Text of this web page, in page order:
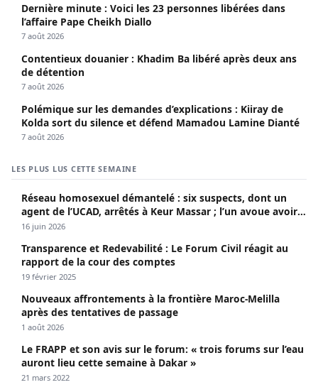
Dernière minute : Voici les 23 personnes libérées dans
l’affaire Pape Cheikh Diallo
7 août 2026
Contentieux douanier : Khadim Ba libéré après deux ans
de détention
7 août 2026
Polémique sur les demandes d’explications : Kiiray de
Kolda sort du silence et défend Mamadou Lamine Dianté
7 août 2026
LES PLUS LUS CETTE SEMAINE
Réseau homosexuel démantelé : six suspects, dont un
agent de l’UCAD, arrêtés à Keur Massar ; l’un avoue avoir
propagé le VIH depuis 2018
16 juin 2026
Transparence et Redevabilité : Le Forum Civil réagit au
rapport de la cour des comptes
19 février 2025
Nouveaux affrontements à la frontière Maroc-Melilla
après des tentatives de passage
1 août 2026
Le FRAPP et son avis sur le forum: « trois forums sur l’eau
auront lieu cette semaine à Dakar »
21 mars 2022